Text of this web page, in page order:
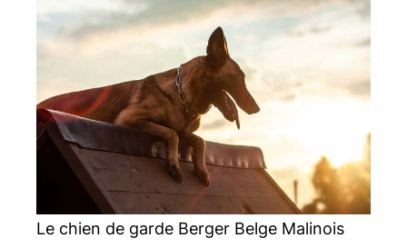
Le chien de garde Berger Belge Malinois